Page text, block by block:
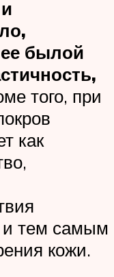
былой
того, при
как
и тем самым
кожи.